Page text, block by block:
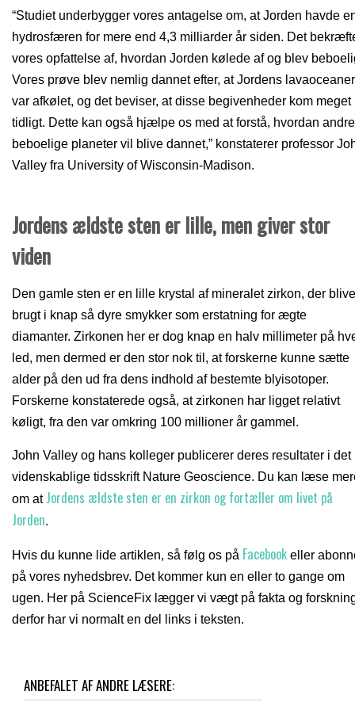
“Studiet underbygger vores antagelse om, at Jorden havde
hydrosfæren for mere end 4,3 milliarder år siden. Det
vores opfattelse af, hvordan Jorden kølede af og blev
Vores prøve blev nemlig dannet efter, at Jordens lavaoceaner
var afkølet, og det beviser, at disse begivenheder kom meget
tidligt. Dette kan også hjælpe os med at forstå, hvordan andre
beboelige planeter vil blive dannet,” konstaterer professor
Valley fra University of Wisconsin-Madison.
Jordens ældste sten er lille, men giver stor
viden
Den gamle sten er en lille krystal af mineralet zirkon, der
brugt i knap så dyre smykker som erstatning for ægte
diamanter. Zirkonen her er dog knap en halv millimeter på
led, men dermed er den stor nok til, at forskerne kunne sætte
alder på den ud fra dens indhold af bestemte blyisotoper.
Forskerne konstaterede også, at zirkonen har ligget relativt
køligt, fra den var omkring 100 millioner år gammel.
John Valley og hans kolleger publicerer deres resultater i det
videnskablige tidsskrift Nature Geoscience. Du kan læse
om at Jordens ældste sten er en zirkon og fortæller om livet på
Jorden.
Hvis du kunne lide artiklen, så følg os på Facebook eller
på vores nyhedsbrev. Det kommer kun en eller to gange om
ugen. Her på ScienceFix lægger vi vægt på fakta og
derfor har vi normalt en del links i teksten.
ANBEFALET AF ANDRE LÆSERE: